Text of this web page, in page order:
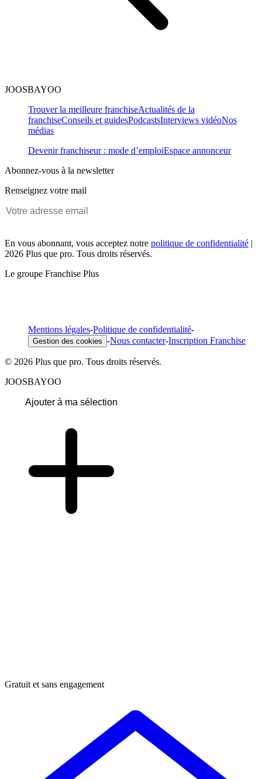
JOOSBAYOO
Trouver la meilleure franchiseActualités de la
franchiseConseils et guidesPodcastsInterviews vidéoNos
médias
Devenir franchiseur : mode d’emploiEspace annonceur
Abonnez-vous à la newsletter
Renseignez votre mail
En vous abonnant, vous acceptez notre politique de confidentialité |
2026 Plus que pro. Tous droits réservés.
Le groupe Franchise Plus
Mentions légales-Politique de confidentialité-
Gestion des cookies -Nous contacter-Inscription Franchise
© 2026 Plus que pro. Tous droits réservés.
JOOSBAYOO
Ajouter à ma sélection
Gratuit et sans engagement